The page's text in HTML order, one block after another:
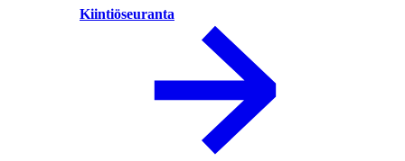
Kiintiöseuranta